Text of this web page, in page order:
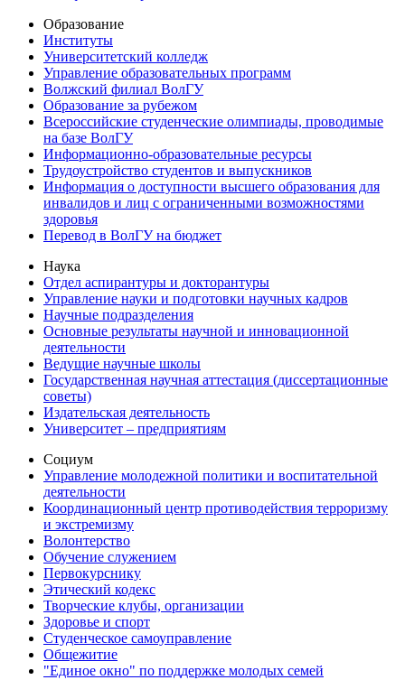
Образование
Институты
Университетский колледж
Управление образовательных программ
Волжский филиал ВолГУ
Образование за рубежом
Всероссийские студенческие олимпиады, проводимые
на базе ВолГУ
Информационно-образовательные ресурсы
Трудоустройство студентов и выпускников
Информация о доступности высшего образования для
инвалидов и лиц с ограниченными возможностями
здоровья
Перевод в ВолГУ на бюджет
Наука
Отдел аспирантуры и докторантуры
Управление науки и подготовки научных кадров
Научные подразделения
Основные результаты научной и инновационной
деятельности
Ведущие научные школы
Государственная научная аттестация (диссертационные
советы)
Издательская деятельность
Университет – предприятиям
Социум
Управление молодежной политики и воспитательной
деятельности
Координационный центр противодействия терроризму
и экстремизму
Волонтерство
Обучение служением
Первокурснику
Этический кодекс
Творческие клубы, организации
Здоровье и спорт
Студенческое самоуправление
Общежитие
"Единое окно" по поддержке молодых семей